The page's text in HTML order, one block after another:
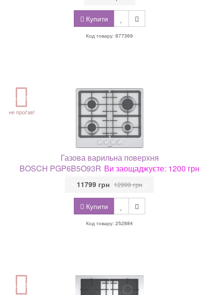
Купити
Код товару: 877369
АКЦІЯ
не проґав!
Газова варильна поверхня
BOSCH PGP6B5O93R Ви заощаджуєте: 1200 грн
Купити
11799 грн 12999 грн
Код товару: 252884
АКЦІЯ